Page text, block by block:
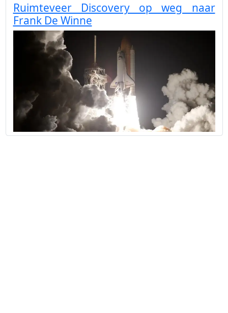
Ruimteveer Discovery op weg naar
Frank De Winne